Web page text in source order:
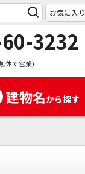
お気に入り
3232
休で営業)
建物名から探す